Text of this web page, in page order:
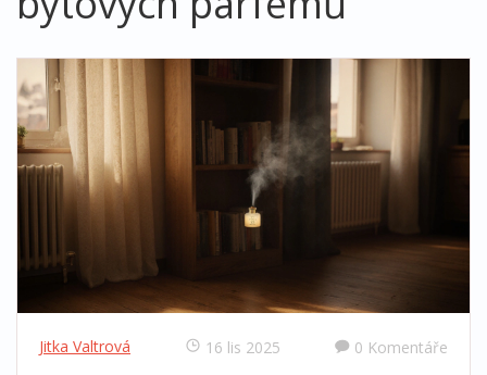
Jitka Valtrová 16 lis 2025 0 Komentáře